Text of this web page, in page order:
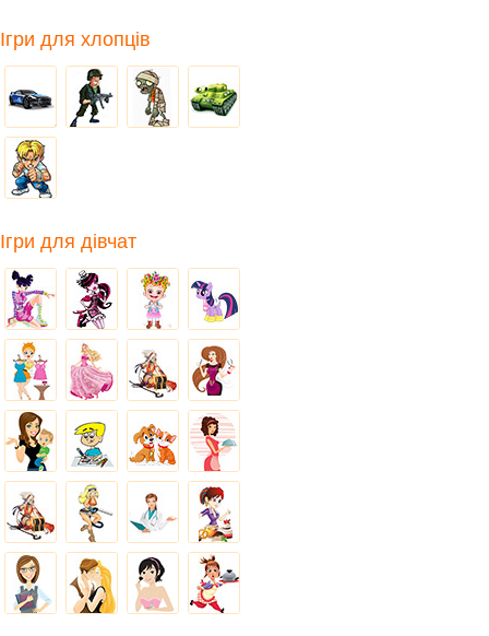
Ігри для хлопців
Ігри для дівчат